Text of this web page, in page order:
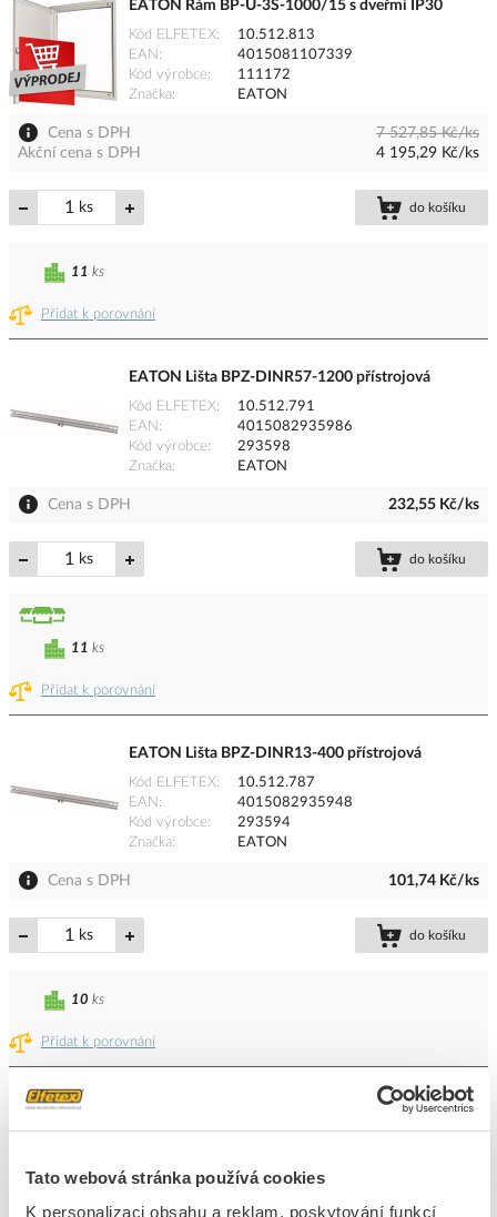
Tato webová stránka používá cookies
K personalizaci obsahu a reklam, poskytování funkcí
EATON Rám BP-U-3S-1000/15 s dveřmi IP30
Kód ELFETEX
10.512.813
EAN
4015081107339
Kód výrobce
111172
Značka
EATON
Cena s DPH
7 527,85 Kč/ks
Akční cena s DPH
4 195,29 Kč/ks
ks do košíku
Přidat k porovnání
11 ks
EATON Lišta BPZ-DINR57-1200 přístrojová
Kód ELFETEX
10.512.791
EAN
4015082935986
Kód výrobce
293598
Značka
EATON
Cena s DPH 232,55 Kč/ks
ks do košíku
Přidat k porovnání
11 ks
EATON Lišta BPZ-DINR13-400 přístrojová
Kód ELFETEX
10.512.787
EAN
4015082935948
Kód výrobce
293594
Značka
EATON
Cena s DPH 101,74 Kč/ks
ks do košíku
Přidat k porovnání
10 ks
EATON Kryt BPZ-WB3S-1000/15/2 ochranný,
240mm
EAN
4015081107032